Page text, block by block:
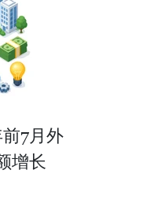
7月外
增长